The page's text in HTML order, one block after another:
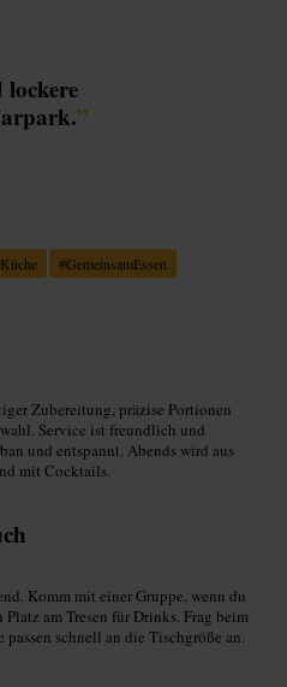
”
#GemeinsamEssen
Zubereitung, präzise Portionen
Service ist freundlich und
und entspannt. Abends wird aus
mit Cocktails.
Komm mit einer Gruppe, wenn du
am Tresen für Drinks. Frag beim
schnell an die Tischgröße an.